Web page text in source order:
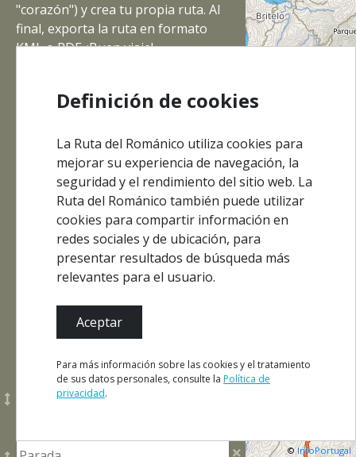
"corazón") y crea tu propia ruta. Al
final, exporta la ruta en formato
KML o PDF. ¡Buen viaje!
Eventos Dónde Comer
Comprar
©InfoPortugal
Definición de cookies
La Ruta del Románico utiliza cookies para
mejorar su experiencia de navegación, la
seguridad y el rendimiento del sitio web. La
Ruta del Románico también puede utilizar
cookies para compartir información en
redes sociales y de ubicación, para
presentar resultados de búsqueda más
relevantes para el usuario.
Aceptar
Para más información sobre las cookies y el tratamiento
de sus datos personales, consulte la Política de
privacidad.